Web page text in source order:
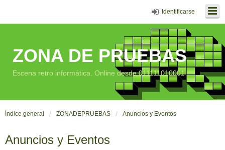
Identificarse
ZONA DE PRUEBAS
Escena retro informática. Online desde 011111010001
Índice general ZONADEPRUEBAS Anuncios y Eventos
Anuncios y Eventos